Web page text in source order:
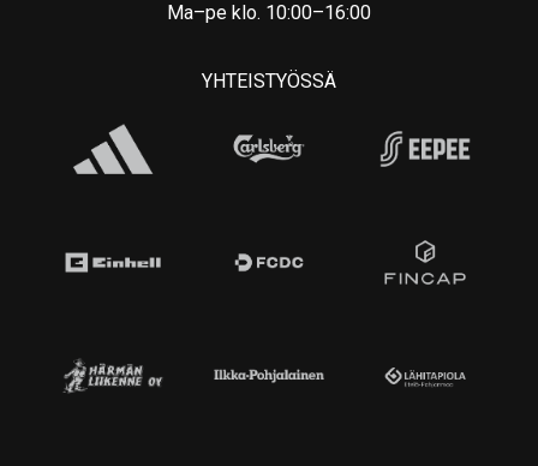
Ma–pe klo. 10:00–16:00
YHTEISTYÖSSÄ